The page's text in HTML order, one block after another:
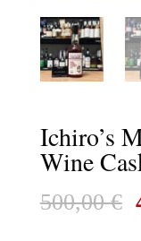
Ichiro’s
Wine
500,00€